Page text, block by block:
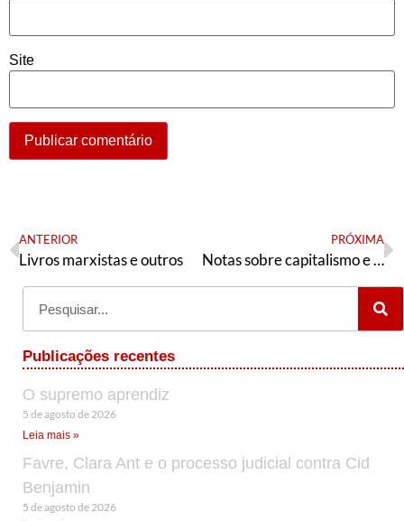
Site
ANTERIOR
Livros marxistas e outros
PRÓXIMA
Notas sobre capitalismo e socialismo (9)
Publicações recentes
O supremo aprendiz
5 de agosto de 2026
Leia mais »
Favre, Clara Ant e o processo judicial contra Cid
Benjamin
5 de agosto de 2026